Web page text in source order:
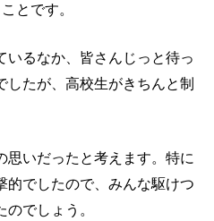
とです。
いるなか、皆さんじっと待っ
したが、高校生がきちんと制
思いだったと考えます。特に
的でしたので、みんな駆けつ
でしょう。